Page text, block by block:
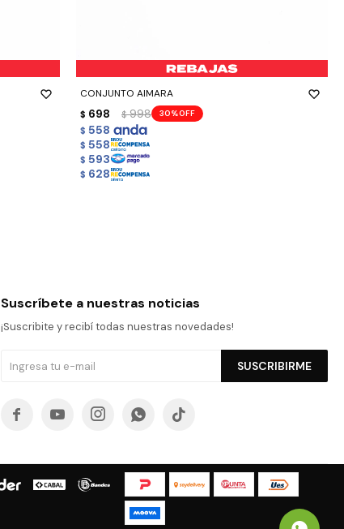
CONJUNTO AIMARA
$ 698 $ 998 30
$ 558
$ 558
$ 593
$ 628
- +
Suscríbete a nuestras noticias
¡Suscribite y recibí todas nuestras novedades!
SUSCRIBIRME
    